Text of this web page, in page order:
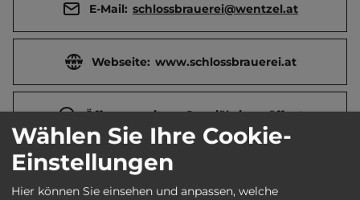
E-Mail: schlossbrauerei@wentzel.at
Webseite: www.schlossbrauerei.at
Öffnungszeiten: Ganzjährig geöffnet
Telefon:
Wählen Sie Ihre Cookie-
Einstellungen
Hier können Sie einsehen und anpassen, welche